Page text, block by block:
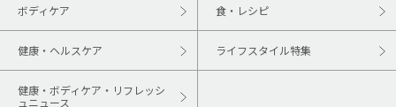
ボディケア 食・レシピ
健康・ヘルスケア ライフスタイル特集
健康・ボディケア・リフレッシ
ュニュース